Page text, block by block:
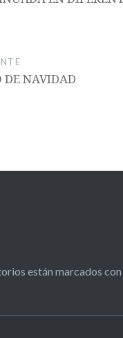
DE NAVIDAD
están marcados con